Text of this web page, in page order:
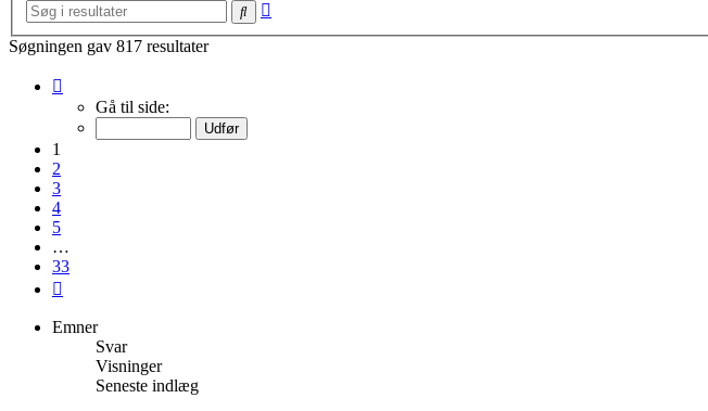
Søg
Søgningen gav 817 resultater
Gå til side:
1
2
3
4
5
…
33
Emner
Svar
Visninger
Seneste indlæg